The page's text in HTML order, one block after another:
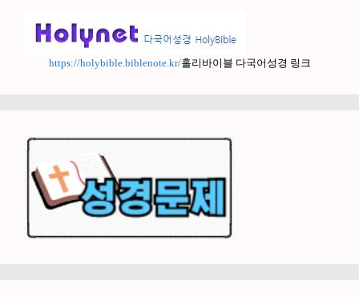
https://holybible.biblenote.kr/홀리바이블 다국어성경 링크